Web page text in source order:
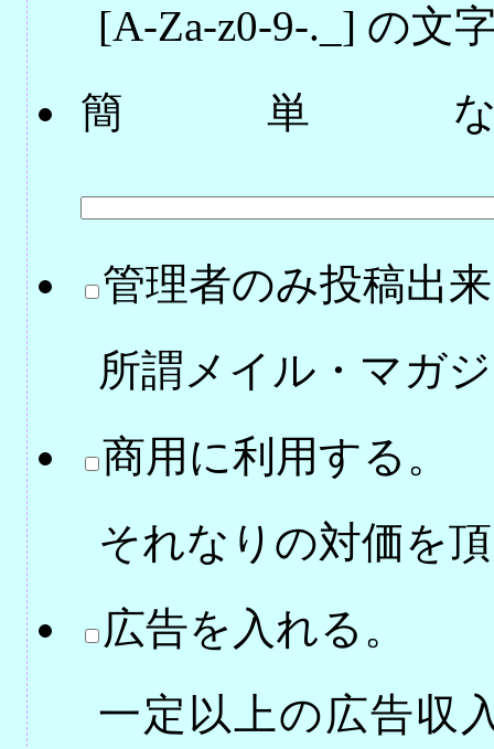
[A-Za-z0-9-._] の文
簡単
管理者のみ投稿出
所謂メイル・マガ
商用に利用する。
それなりの対価を
広告を入れる。
一定以上の広告収